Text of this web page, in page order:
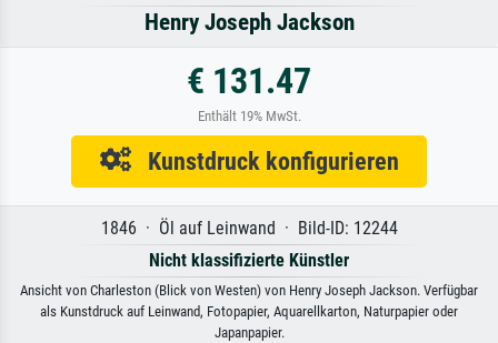
Henry Joseph Jackson
€ 131.47
Enthält 19% MwSt.
Kunstdruck konfigurieren
1846 · Öl auf Leinwand · Bild-ID: 12244
Nicht klassifizierte Künstler
Ansicht von Charleston (Blick von Westen) von Henry Joseph Jackson. Verfügbar
als Kunstdruck auf Leinwand, Fotopapier, Aquarellkarton, Naturpapier oder
Japanpapier.